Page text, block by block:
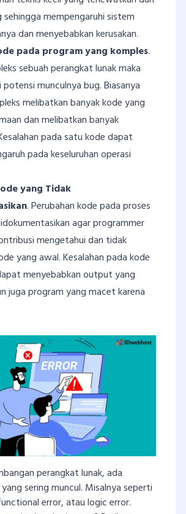
mempengaruhi sistem
dan menyebabkan kerusakan.
pada program yang komples.
sebuah perangkat lunak maka
munculnya bug. Biasanya
melibatkan banyak kode yang
dan melibatkan banyak
pada satu kode dapat
pada keseluruhan operasi
yang Tidak
. Perubahan kode pada proses
agar programmer
mengetahui dan tidak
yang awal. Kesalahan pada kode
menyebabkan output yang
juga program yang macet karena
perangkat lunak, ada
sering muncul. Misalnya seperti
error, atau logic error.